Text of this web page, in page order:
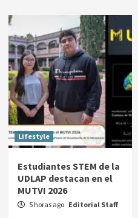
Lifestyle
Estudiantes STEM de la
UDLAP destacan en el
MUTVI 2026
5 horas ago Editorial Staff